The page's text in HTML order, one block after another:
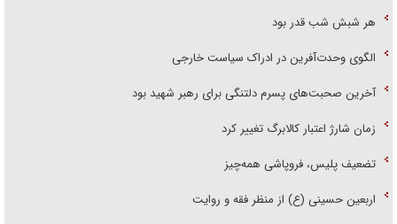
هر شبش شب قدر بود
الگوی وحدت‌آفرین در ادراک سیاست خارجی
آخرین صحبت‌های پسرم دلتنگی برای رهبر شهید بود
زمان شارژ اعتبار کالابرگ تغییر کرد
تضعیف پلیس، فروپاشی همه‌چیز
اربعین حسینی (ع) از منظر فقه و روایت